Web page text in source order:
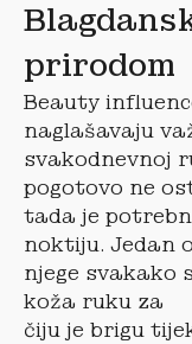
prirodom
Beauty
naglašavaju
svakodnevnoj
pogotovo ne
tada je
noktiju. Jedan
njege svakako
koža ruku za
čiju je brigu